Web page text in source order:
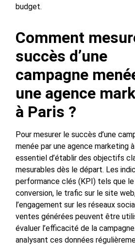
budget.
Comment
succès d’une
campagne
une agence
à Paris ?
Pour mesurer le succès d’une
menée par une agence marketing
essentiel d’établir des objectifs
mesurables dès le départ. Les
performance clés (KPI) tels que
conversion, le trafic sur le site
l’engagement sur les réseaux
ventes générées peuvent être
évaluer l’efficacité de la
analysant ces données